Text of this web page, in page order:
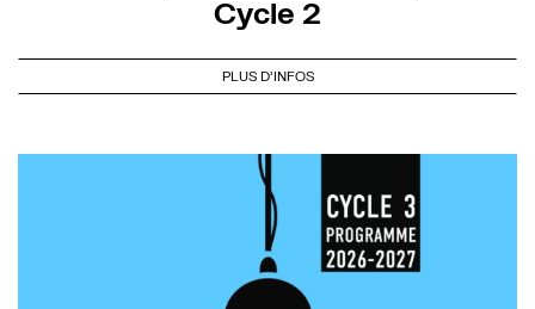
Cycle 2
PLUS D'INFOS